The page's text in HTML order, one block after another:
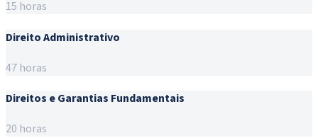
15 horas
Direito Administrativo
47 horas
Direitos e Garantias Fundamentais
20 horas